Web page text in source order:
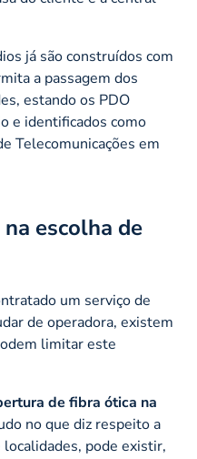
já são construídos com
a passagem dos
estando os PDO
e identificados como
Telecomunicações em
escolha de
um serviço de
de operadora, existem
limitar este
de fibra ótica na
no que diz respeito a
pode existir,